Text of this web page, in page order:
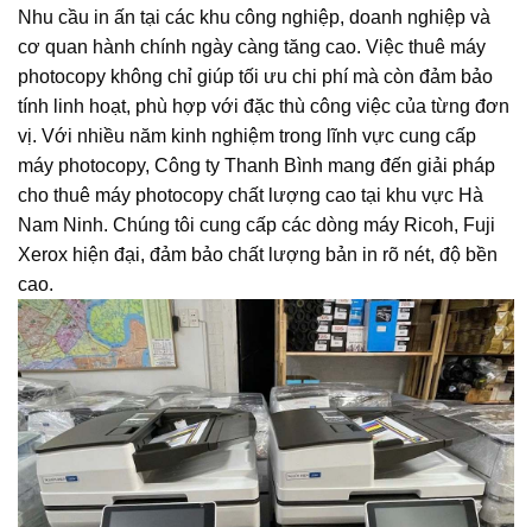
Nhu cầu in ấn tại các khu công nghiệp, doanh nghiệp và
cơ quan hành chính ngày càng tăng cao. Việc thuê máy
photocopy không chỉ giúp tối ưu chi phí mà còn đảm bảo
tính linh hoạt, phù hợp với đặc thù công việc của từng đơn
vị. Với nhiều năm kinh nghiệm trong lĩnh vực cung cấp
máy photocopy, Công ty Thanh Bình mang đến giải pháp
cho thuê máy photocopy chất lượng cao tại khu vực Hà
Nam Ninh. Chúng tôi cung cấp các dòng máy Ricoh, Fuji
Xerox hiện đại, đảm bảo chất lượng bản in rõ nét, độ bền
cao.